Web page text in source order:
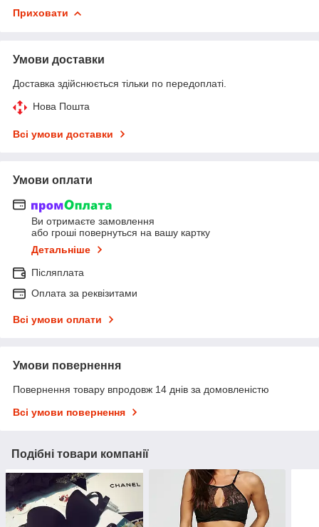
Приховати
Умови доставки
Доставка здійснюється тільки по передоплаті.
Нова Пошта
Всі умови доставки
Умови оплати
Ви отримаєте замовлення
або гроші повернуться на вашу картку
Детальніше
Післяплата
Оплата за реквізитами
Всі умови оплати
Умови повернення
Повернення товару впродовж 14 днів за домовленістю
Всі умови повернення
Подібні товари компанії